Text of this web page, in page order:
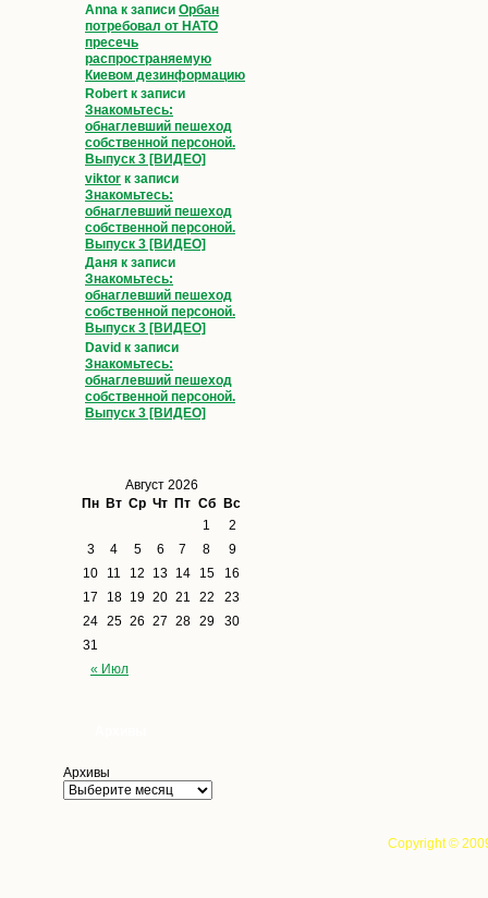
Anna к записи Орбан
потребовал от НАТО
пресечь
распространяемую
Киевом дезинформацию
Robert к записи
Знакомьтесь:
обнаглевший пешеход
собственной персоной.
Выпуск 3 [ВИДЕО]
viktor к записи
Знакомьтесь:
обнаглевший пешеход
собственной персоной.
Выпуск 3 [ВИДЕО]
Даня к записи
Знакомьтесь:
обнаглевший пешеход
собственной персоной.
Выпуск 3 [ВИДЕО]
David к записи
Знакомьтесь:
обнаглевший пешеход
собственной персоной.
Выпуск 3 [ВИДЕО]
Август 2026
Пн Вт Ср Чт Пт Сб Вс
« Июл
1
2
3
4 5 6 7 8
9
10
11 12 13 14 15
16
17
18 19 20 21 22
23
24 25 26 27 28 29
30
31
Архивы
Copyright ©